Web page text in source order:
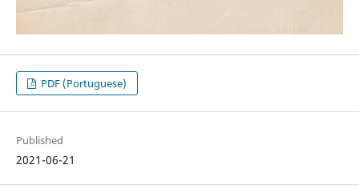
PDF (Portuguese)
Published
2021-06-21